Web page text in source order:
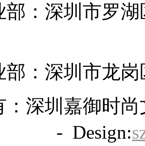
部：深圳市罗
部：深圳市龙
：深圳嘉御时
- Design: